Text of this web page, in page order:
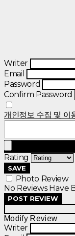
Writer
Email
Password
Confirm Password
개인정보 수집 및 이
Rating
SAVE
Photo Review
No Reviews Have
POST REVIEW
Modify Review
Writer